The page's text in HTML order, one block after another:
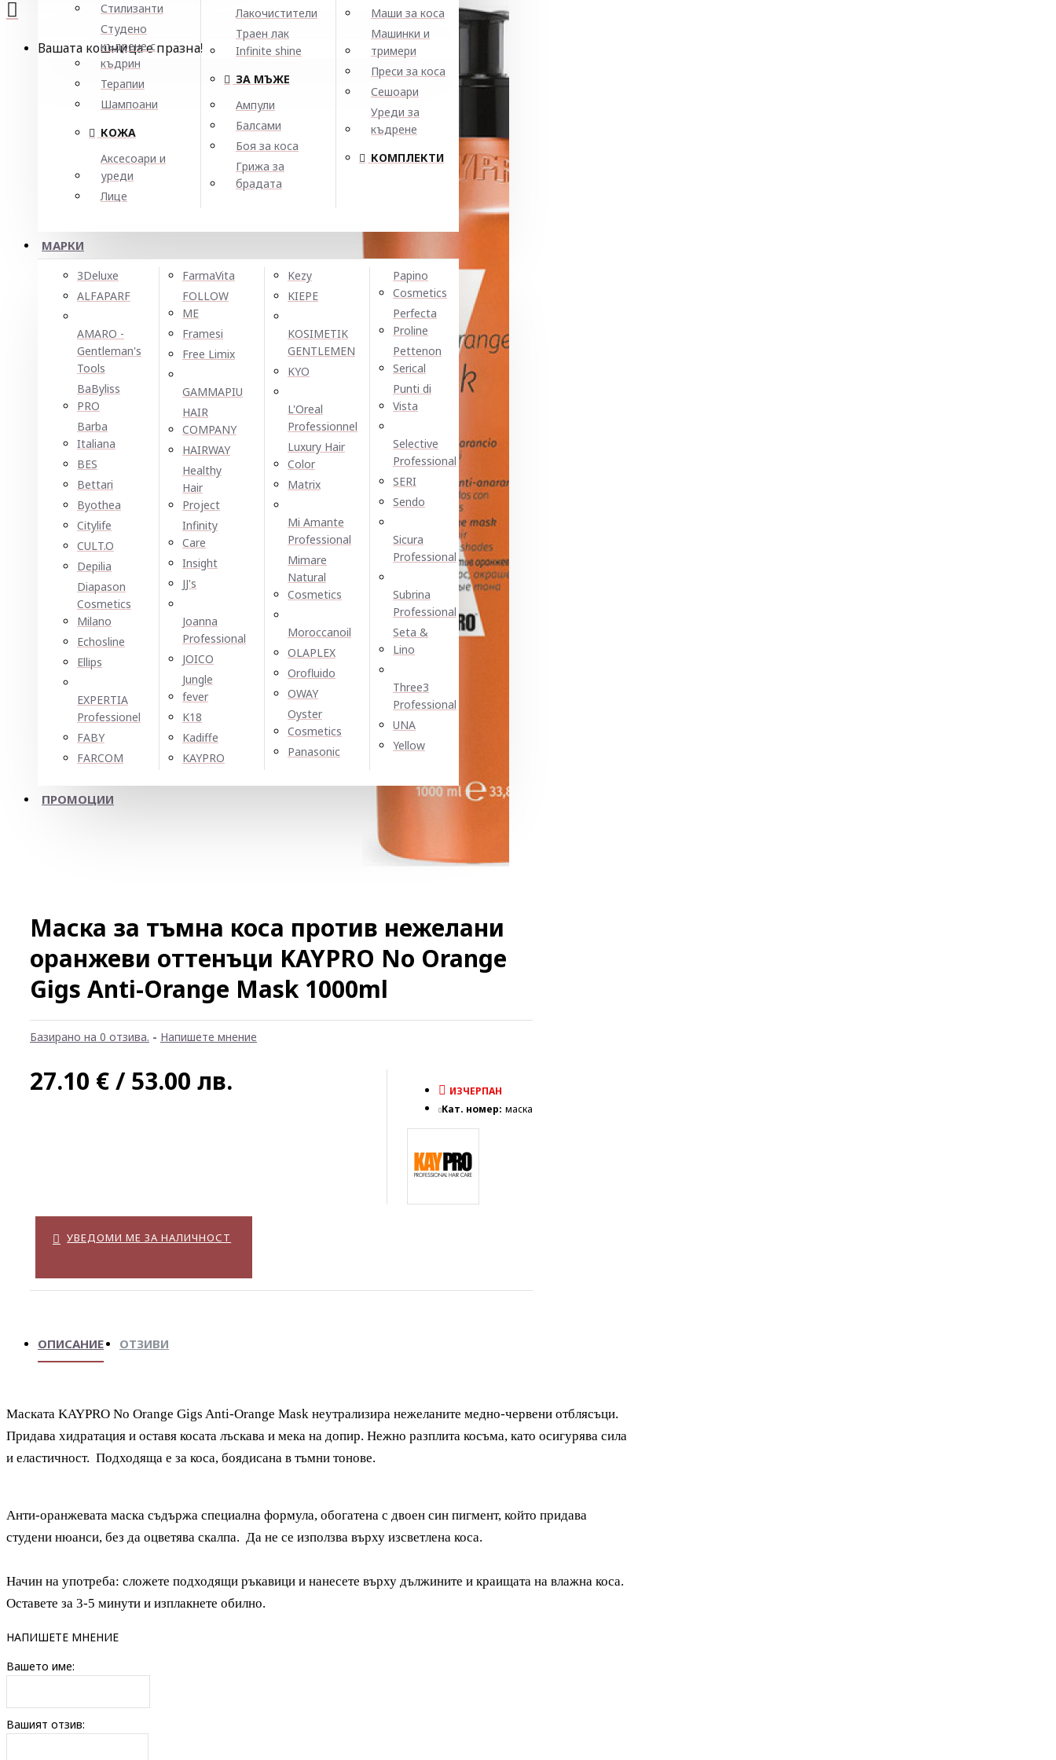
Стилизанти
Студено
къдрене с
къдрин
Терапии
Шампоани
КОЖА
Аксесоари и
уреди
Лице
Лакочистители
Траен лак
Infinite shine
ЗА МЪЖЕ
Ампули
Балсами
Боя за коса
Грижа за
брадата
Маши за коса
Машинки и
тримери
Преси за коса
Сешоари
Уреди за
къдрене
КОМПЛЕКТИ
МАРКИ
3Deluxe
ALFAPARF
AMARO -
Gentleman's
Tools
BaByliss
PRO
Barba
Italiana
BES
Bettari
Byothea
Citylife
CULT.O
Depilia
Diapason
Cosmetics
Milano
Echosline
Ellірѕ
EXPERTIA
Professionel
FABY
FARCOM
FarmaVita
FOLLOW
ME
Framesi
Free Limix
GAMMAPIU
HAIR
COMPANY
HAIRWAY
Healthy
Hair
Project
Infinity
Care
Insight
JJ's
Joanna
Professional
JOICO
Jungle
fever
K18
Kadiffe
KAYPRO
Kezy
KIEPE
KOSIMETIK
GENTLEMEN
KYO
L'Oreal
Professionnel
Luxury Hair
Color
Matrix
Mi Amante
Professional
Mimare
Natural
Cosmetics
Moroccanoil
OLAPLEX
Orofluido
OWAY
Oyster
Cosmetics
Panasonic
Papino
Cosmetics
Perfecta
Proline
Pettenon
Serical
Punti di
Vista
Selective
Professional
SERI
Sendo
Sicura
Professional
Subrina
Professional
Seta &
Lino
Three3
Professional
UNA
Yellow
ПРОМОЦИИ
Вашата кошница е празна!
Маска за тъмна коса против нежелани
оранжеви оттенъци KAYPRO No Orange
Gigs Anti-Orange Mask 1000ml
Базирано на 0 отзива. - Напишете мнение
27.10 € / 53.00 лв.
ИЗЧЕРПАН
Кат. номер: маска
УВЕДОМИ МЕ ЗА НАЛИЧНОСТ
ОПИСАНИЕ ОТЗИВИ
Маската KAYPRO No Orange Gigs Anti-Orange Mask неутрализира нежеланите медно-червени отблясъци.
Придава хидратация и оставя косата лъскава и мека на допир. Нежно разплита косъма, като осигурява сила
и еластичност. Подходяща е за коса, боядисана в тъмни тонове.
Анти-оранжевата маска съдържа специална формула, обогатена с двоен син пигмент, който придава
студени нюанси, без да оцветява скалпа. Да не се използва върху изсветлена коса.
Начин на употреба: сложете подходящи ръкавици и нанесете върху дължините и краищата на влажна коса.
Оставете за 3-5 минути и изплакнете обилно.
НАПИШЕТЕ МНЕНИЕ
Вашето име:
Вашият отзив: